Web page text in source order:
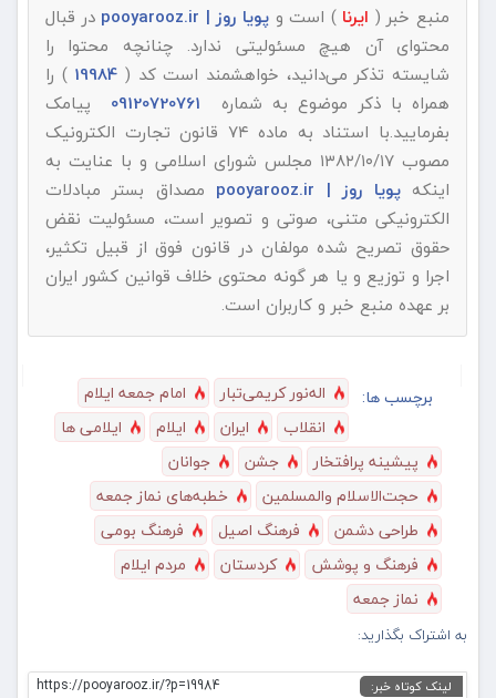
منبع خبر ( ایرنا ) است وپویا روز | pooyarooz.ir
در قبال
محتوای آن هیچ مسئولیتی ندارد. چنانچه محتوا را
شایسته تذکر می‌دانید، خواهشمند است کد (19984
) را
همراه با ذکر موضوع به شماره
پیامک
بفرمایید.با استناد به ماده ۷۴ قانون تجارت الکترونیک
مصوب ۱۳۸۲/۱۰/۱۷ مجلس شورای اسلامی و با عنایت به
اینکهپویا روز | pooyarooz.ir
مصداق بستر مبادلات
الکترونیکی متنی، صوتی و تصویر است، مسئولیت نقض
حقوق تصریح شده مولفان در قانون فوق از قبیل تکثیر،
اجرا و توزیع و یا هر گونه محتوی خلاف قوانین کشور ایران
بر عهده منبع خبر و کاربران است.
برچسب ها: اله‌نور کریمی‌تبار
امام جمعه ایلام
انقلاب
ایران ایلام
ایلامی ها
پیشینه پرافتخار
جشن
جوانان
حجت‌الاسلام والمسلمین
خطبه‌های نماز جمعه
طراحی دشمن
فرهنگ اصیل
فرهنگ بومی
فرهنگ و پوشش
کردستان
مردم ایلام
نماز جمعه
به اشتراک بگذارید:
لینک کوتاه خبر: https://pooyarooz.ir/?p=19984